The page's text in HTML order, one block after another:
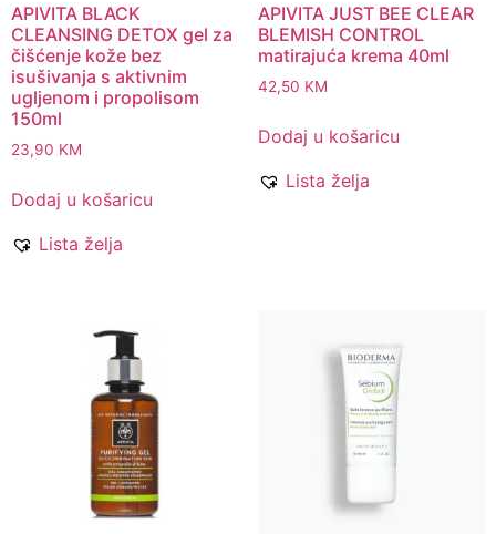
APIVITA BLACK
CLEANSING DETOX gel za
čišćenje kože bez
isušivanja s aktivnim
ugljenom i propolisom
150ml
23,90 KM
Dodaj u košaricu
Lista želja
APIVITA JUST BEE CLEAR
BLEMISH CONTROL
matirajuća krema 40ml
42,50 KM
Dodaj u košaricu
Lista želja